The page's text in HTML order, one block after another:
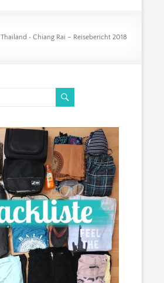
Thailand • Chiang Rai – Reisebericht 2018